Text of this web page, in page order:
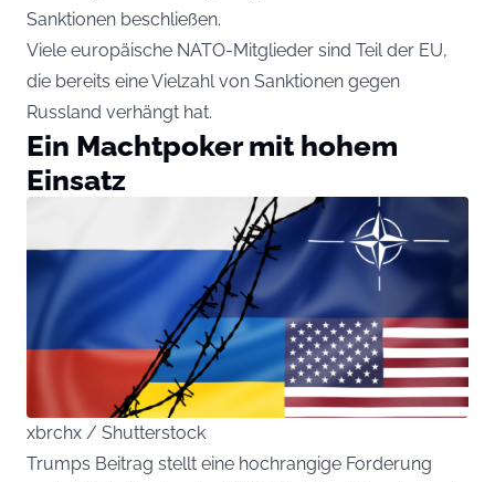
Sanktionen beschließen.
Viele europäische NATO-Mitglieder sind Teil der EU,
die bereits eine Vielzahl von Sanktionen gegen
Russland verhängt hat.
Ein Machtpoker mit hohem
Einsatz
xbrchx / Shutterstock
Trumps Beitrag stellt eine hochrangige Forderung